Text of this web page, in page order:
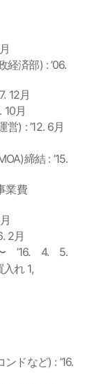
済部) : ’06.
12月
10月
) : ’12. 6月
締結 : ’15.
業費
2月
〜 ’16. 4. 5.
れ 1,
ドなど) : ’16.